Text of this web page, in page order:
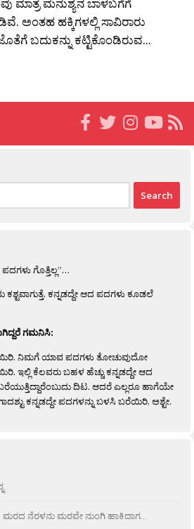
ಅಂತಹ ಹಕ್ಕಿಗಳಲ್ಲಿ ಸಾವಿರಾರು
ಬದುಕನ್ನು ಕಟ್ಟಿಕೊಂಡಿರುವ...
ಗೊತ್ತಿಲ್ಲ”…
ಕನ್ನಡದ್ದೇ ಆದ ಪದಗಳು ಕೂಡಲೆ
ಗಮನಿಸಿ:
ನಿಮಗೆ ಯಾವ ಪದಗಳು ತೋಚುವುದೋ
ಇಲ್ಲಿ ಕೆಲವರು ಬಹಳ ಹೆಚ್ಚು ಕನ್ನಡದ್ದೇ ಆದ
ದಿಟ. ಆದರೆ ಎಲ್ಲರೂ ಹಾಗೆಯೇ
ಕನ್ನಡದ್ದೇ ಪದಗಳನ್ನು ಬಳಸಿ ಬರೆಯಿರಿ, ಅಶ್ಟೇ.
ಮರದ ನೆರಳನು ಮರವೇ ನುಂಗಿ ಹಾಕಿದಾಗ…